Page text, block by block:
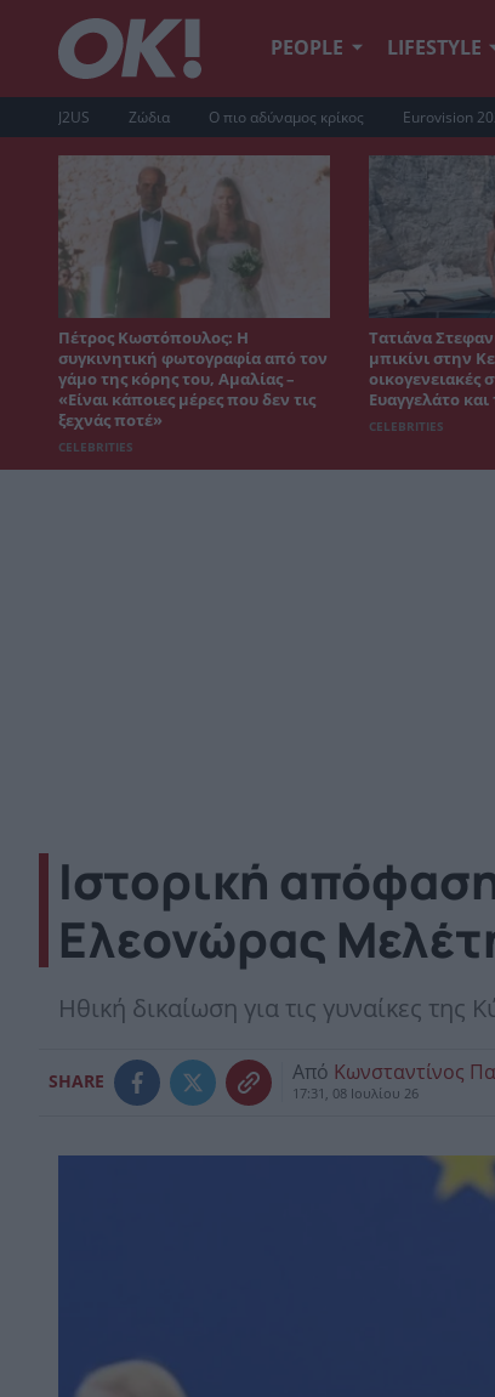
PEOPLE LIFESTYLE
J2US Ζώδια Ο πιο αδύναμος κρίκος Eurovision
Πέτρος Κωστόπουλος: Η
συγκινητική φωτογραφία από τον
γάμο της κόρης του, Αμαλίας –
«Είναι κάποιες μέρες που δεν τις
ξεχνάς ποτέ»
CELEBRITIES
Τατιάνα
μπικίνι στην
οικογενειακές
Ευαγγελάτο και
CELEBRITIES
Ιστορική
Ελεονώρας
Ηθική δικαίωση για τις γυναίκες της
SHARE Από Κωνσταντίνος
17:31, 08 Ιουλίου 26